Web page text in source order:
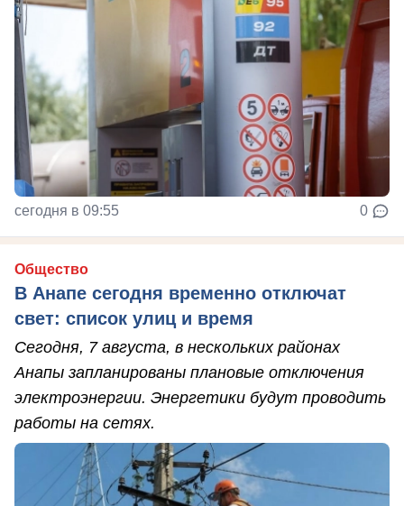
сегодня в 09:55 0
Общество
В Анапе сегодня временно отключат
свет: список улиц и время
Сегодня, 7 августа, в нескольких районах
Анапы запланированы плановые отключения
электроэнергии. Энергетики будут проводить
работы на сетях.